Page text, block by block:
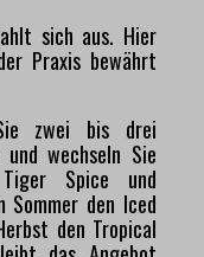
sich aus. Hier
Praxis bewährt
zwei bis drei
wechseln Sie
Spice und
Sommer den Iced
den Tropical